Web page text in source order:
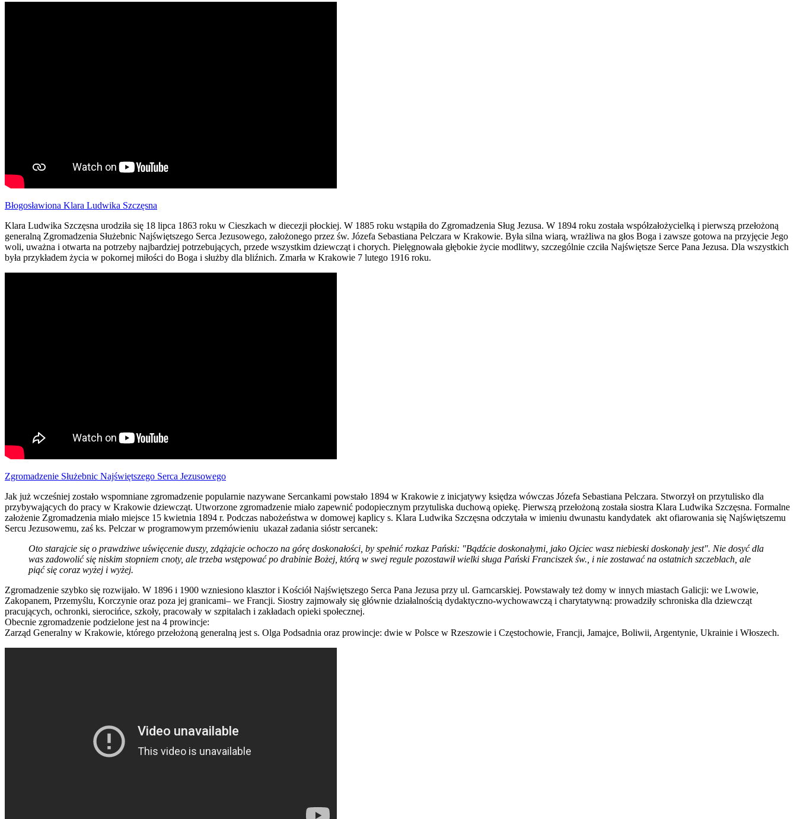
Błogosławiona Klara Ludwika Szczęsna
Klara Ludwika Szczęsna urodziła się 18 lipca 1863 roku w Cieszkach w diecezji płockiej. W 1885 roku wstąpiła do Zgromadzenia Sług Jezusa. W 1894 roku została współzałożycielką i pierwszą przełożoną
generalną Zgromadzenia Służebnic Najświętszego Serca Jezusowego, założonego przez św. Józefa Sebastiana Pelczara w Krakowie. Była silna wiarą, wrażliwa na głos Boga i zawsze gotowa na przyjęcie Jego
woli, uważna i otwarta na potrzeby najbardziej potrzebujących, przede wszystkim dziewcząt i chorych. Pielęgnowała głębokie życie modlitwy, szczególnie czciła Najświętsze Serce Pana Jezusa. Dla wszystkich
była przykładem życia w pokornej miłości do Boga i służby dla bliźnich. Zmarła w Krakowie 7 lutego 1916 roku.
Zgromadzenie Służebnic Najświętszego Serca Jezusowego
Jak już wcześniej zostało wspomniane zgromadzenie popularnie nazywane Sercankami powstało 1894 w Krakowie z inicjatywy księdza wówczas Józefa Sebastiana Pelczara. Stworzył on przytulisko dla
przybywających do pracy w Krakowie dziewcząt. Utworzone zgromadzenie miało zapewnić podopiecznym przytuliska duchową opiekę. Pierwszą przełożoną została siostra Klara Ludwika Szczęsna. Formalne
założenie Zgromadzenia miało miejsce 15 kwietnia 1894 r. Podczas nabożeństwa w domowej kaplicy s. Klara Ludwika Szczęsna odczytała w imieniu dwunastu kandydatek akt ofiarowania się Najświętszemu
Sercu Jezusowemu, zaś ks. Pelczar w programowym przemówieniu ukazał zadania sióstr sercanek:
Oto starajcie się o prawdziwe uświęcenie duszy, zdążajcie ochoczo na górę doskonałości, by spełnić rozkaz Pański: "Bądźcie doskonałymi, jako Ojciec wasz niebieski doskonały jest". Nie dosyć dla
was zadowolić się niskim stopniem cnoty, ale trzeba wstępować po drabinie Bożej, którą w swej regule pozostawił wielki sługa Pański Franciszek św., i nie zostawać na ostatnich szczeblach, ale
piąć się coraz wyżej i wyżej.
Zgromadzenie szybko się rozwijało. W 1896 i 1900 wzniesiono klasztor i Kościół Najświętszego Serca Pana Jezusa przy ul. Garncarskiej. Powstawały też domy w innych miastach Galicji: we Lwowie,
Zakopanem, Przemyślu, Korczynie oraz poza jej granicami– we Francji. Siostry zajmowały się głównie działalnością dydaktyczno-wychowawczą i charytatywną: prowadziły schroniska dla dziewcząt
pracujących, ochronki, sierocińce, szkoły, pracowały w szpitalach i zakładach opieki społecznej.
Obecnie zgromadzenie podzielone jest na 4 prowincje:
Zarząd Generalny w Krakowie, którego przełożoną generalną jest s. Olga Podsadnia oraz prowincje: dwie w Polsce w Rzeszowie i Częstochowie, Francji, Jamajce, Boliwii, Argentynie, Ukrainie i Włoszech.